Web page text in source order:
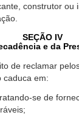
construtor ou
SEÇÃO IV
e da
de reclamar
caduca em:
se de